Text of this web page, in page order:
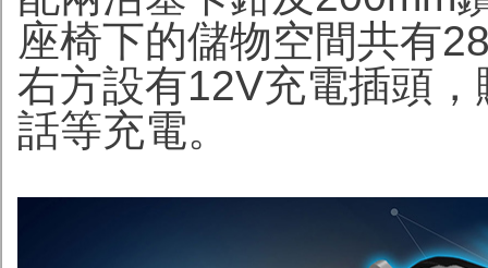
座椅下的儲物空間共有
右方設有12V充電插頭
話等充電。